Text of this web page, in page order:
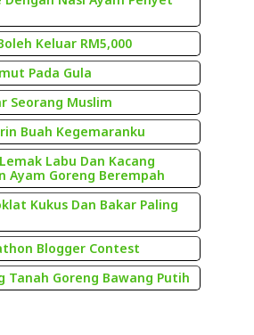
Keluar RM5,000
Pada Gula
Seorang Muslim
Buah Kegemaranku
Labu Dan Kacang
Ayam Goreng Berempah
Kukus Dan Bakar Paling
Blogger Contest
Tanah Goreng Bawang Putih